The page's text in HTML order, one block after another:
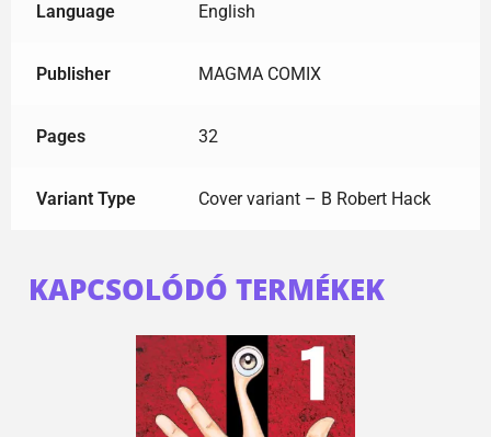
Language English
Publisher MAGMA COMIX
Pages 32
Variant Type Cover variant – B Robert Hack
KAPCSOLÓDÓ TERMÉKEK